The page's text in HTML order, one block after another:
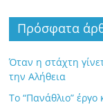
Πρόσφατα
Όταν η στάχτη
την Αλήθεια
Το “Πανάθλιο” έργο